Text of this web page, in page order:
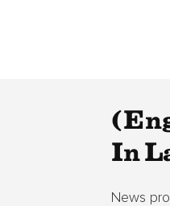
In
News